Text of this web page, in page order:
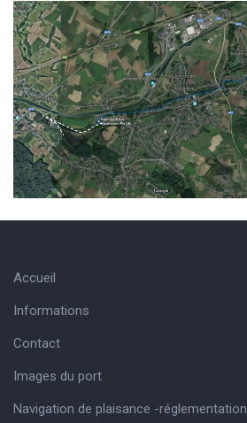
Accueil
Informations
Contact
Images du port
Navigation de plaisance -réglementation